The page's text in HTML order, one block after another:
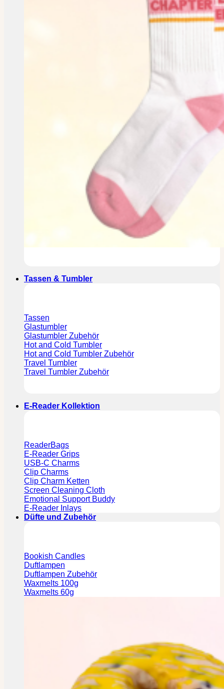
Tassen & Tumbler
Tassen
Glastumbler
Glastumbler Zubehör
Hot and Cold Tumbler
Hot and Cold Tumbler Zubehör
Travel Tumbler
Travel Tumbler Zubehör
E-Reader Kollektion
ReaderBags
E-Reader Grips
USB-C Charms
Clip Charms
Clip Charm Ketten
Screen Cleaning Cloth
Emotional Support Buddy
E-Reader Inlays
Düfte und Zubehör
Bookish Candles
Duftlampen
Duftlampen Zubehör
Waxmelts 100g
Waxmelts 60g